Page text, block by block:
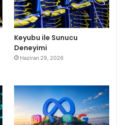
Keyubu ile Sunucu
Deneyimi
Haziran 29, 2026